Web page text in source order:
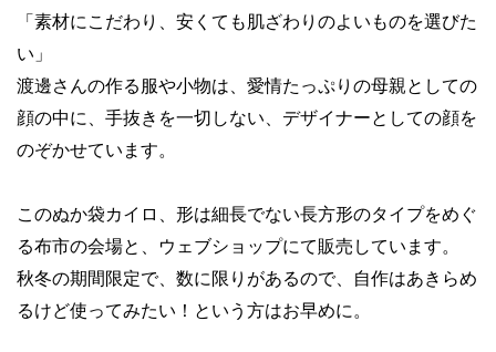
「素材にこだわり、安くても肌ざわりのよいものを選びた
い」
渡邊さんの作る服や小物は、愛情たっぷりの母親としての
顔の中に、手抜きを一切しない、デザイナーとしての顔を
のぞかせています。
このぬか袋カイロ、形は細長でない長方形のタイプをめぐ
る布市の会場と、ウェブショップにて販売しています。
秋冬の期間限定で、数に限りがあるので、自作はあきらめ
るけど使ってみたい！という方はお早めに。